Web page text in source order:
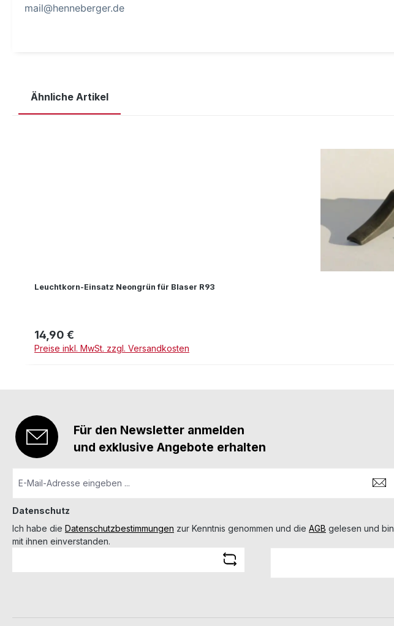
mail@henneberger.de
Ähnliche Artikel
Leuchtkorn-Einsatz Neongrün für Blaser R93
Regulärer Preis:
14,90 €
Preise inkl. MwSt. zzgl. Versandkosten
Für den Newsletter anmelden
und exklusive Angebote erhalten
Datenschutz
Ich habe die Datenschutzbestimmungen zur Kenntnis genommen und die AGB gelesen und bin
mit ihnen einverstanden.